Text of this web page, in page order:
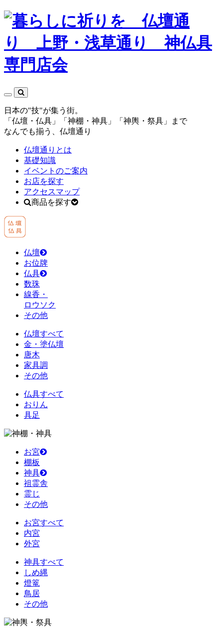
日本の"技"が集う街。
「仏壇・仏具」「神棚・神具」「神輿・祭具」まで
なんでも揃う、仏壇通り
仏壇通りとは
基礎知識
イベントのご案内
お店を探す
アクセスマップ
商品を探す
仏壇
お位牌
仏具
数珠
線香・
ロウソク
その他
仏壇すべて
金・塗仏壇
唐木
家具調
その他
仏具すべて
おりん
具足
お宮
棚板
神具
祖霊舎
霊じ
その他
お宮すべて
内宮
外宮
神具すべて
しめ縄
燈篭
鳥居
その他